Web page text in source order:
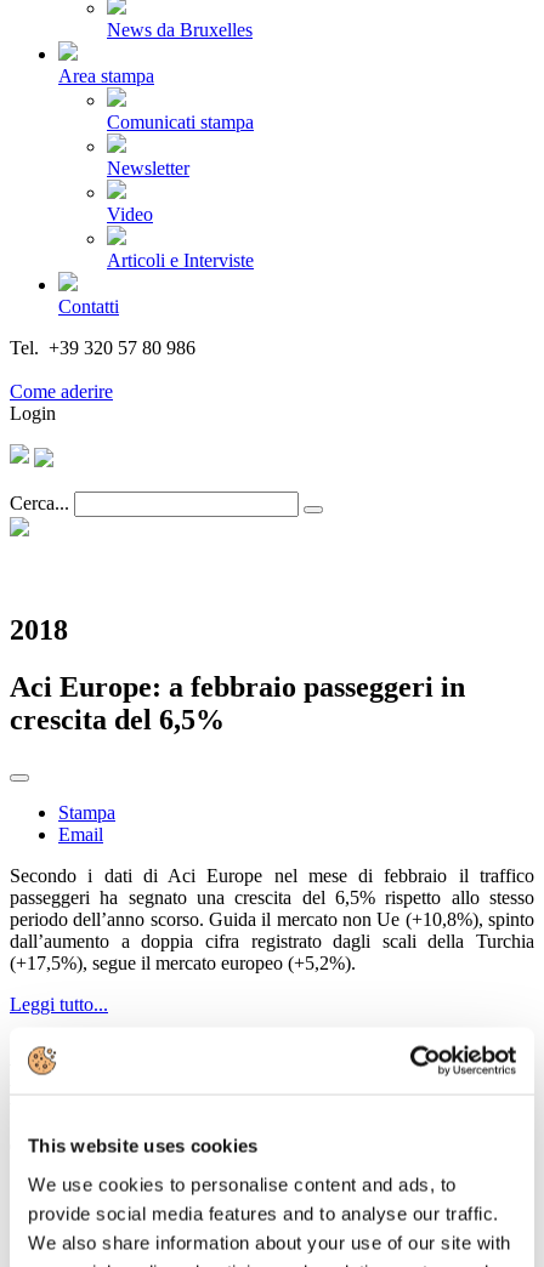
This website uses cookies
We use cookies to personalise content and ads, to
provide social media features and to analyse our traffic.
We also share information about your use of our site with
News da Bruxelles
Area stampa
Comunicati stampa
Newsletter
Video
Articoli e Interviste
Contatti
Tel. +39 320 57 80 986
Come aderire
Login
Cerca...
2018
Aci Europe: a febbraio passeggeri in
crescita del 6,5%
Stampa
Email
Secondo i dati di Aci Europe nel mese di febbraio il traffico
passeggeri ha segnato una crescita del 6,5% rispetto allo stesso
periodo dell’anno scorso. Guida il mercato non Ue (+10,8%), spinto
dall’aumento a doppia cifra registrato dagli scali della Turchia
(+17,5%), segue il mercato europeo (+5,2%).
Leggi tutto...
Assaeroporti: cresce del 4,3% il traffico
Stampa
Email
Secondo i dati di Assaeroporti, il traffico passeggeri della Penisola,